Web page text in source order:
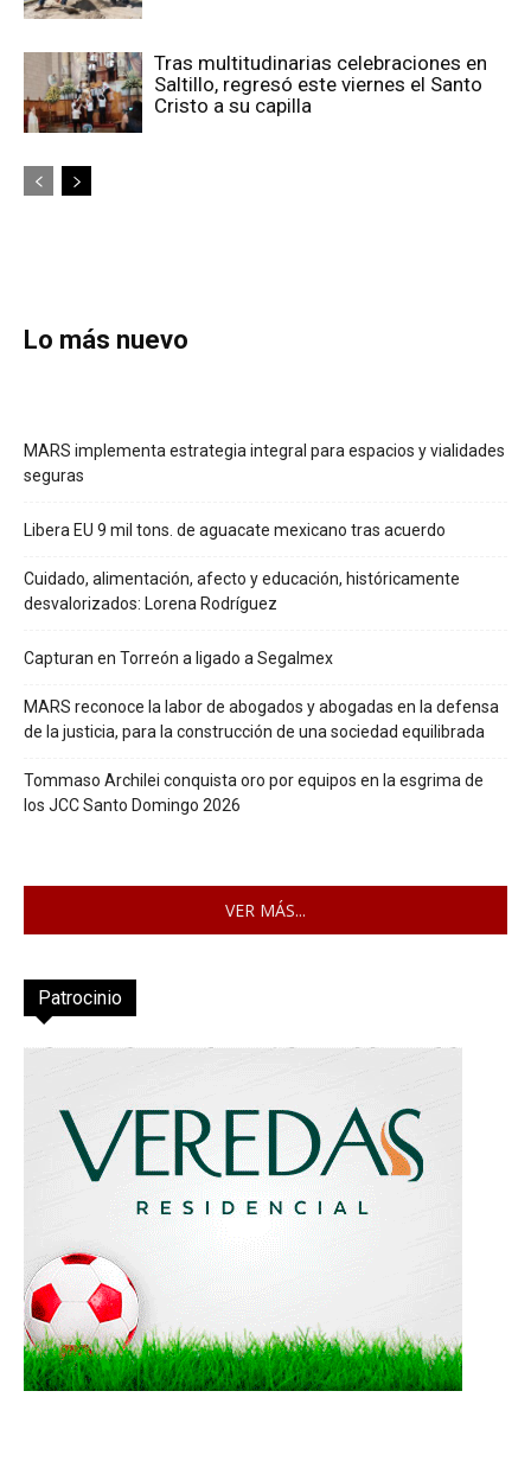
Tras multitudinarias celebraciones en
Saltillo, regresó este viernes el Santo
Cristo a su capilla
Lo más nuevo
MARS implementa estrategia integral para espacios y vialidades
seguras
Libera EU 9 mil tons. de aguacate mexicano tras acuerdo
Cuidado, alimentación, afecto y educación, históricamente
desvalorizados: Lorena Rodríguez
Capturan en Torreón a ligado a Segalmex
MARS reconoce la labor de abogados y abogadas en la defensa
de la justicia, para la construcción de una sociedad equilibrada
Tommaso Archilei conquista oro por equipos en la esgrima de
los JCC Santo Domingo 2026
VER MÁS...
Patrocinio